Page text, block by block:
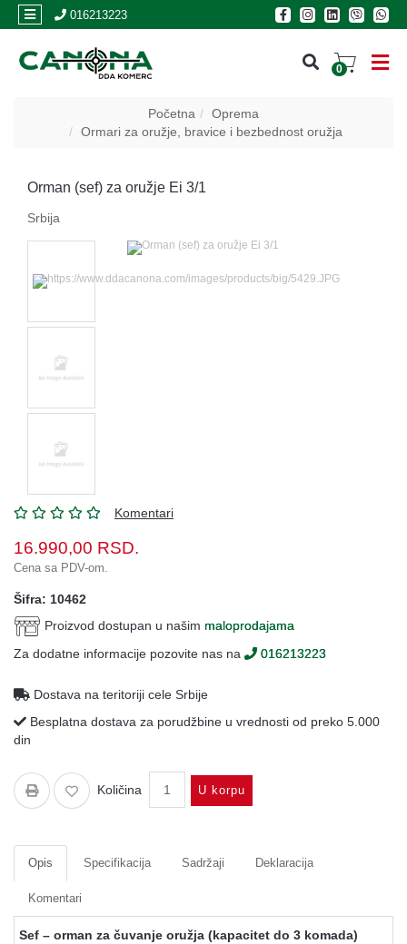
016213223
0
REGISTRACIJA
Početna
Oprema
Ormari za oružje, bravice i bezbednost oružja
Orman (sef) za oružje Ei 3/1
Srbija
Komentari
16.990,00 RSD.
Cena sa PDV-om.
Šifra: 10462
Proizvod dostupan u našim maloprodajama
Za dodatne informacije pozovite nas na
016213223
Dostava na teritoriji cele Srbije
Besplatna dostava za porudžbine u vrednosti od preko 5.000
din
Količina U korpu
Opis Specifikacija Sadržaji Deklaracija
Komentari
Sef – orman za čuvanje oružja (kapacitet do 3 komada)